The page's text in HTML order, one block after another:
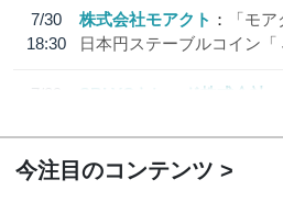
7/30
18:30
株式会社モアクト
「モ
日本円ステーブルコイン
7/29
SBI VCトレード株式会社
今注目のコンテンツ